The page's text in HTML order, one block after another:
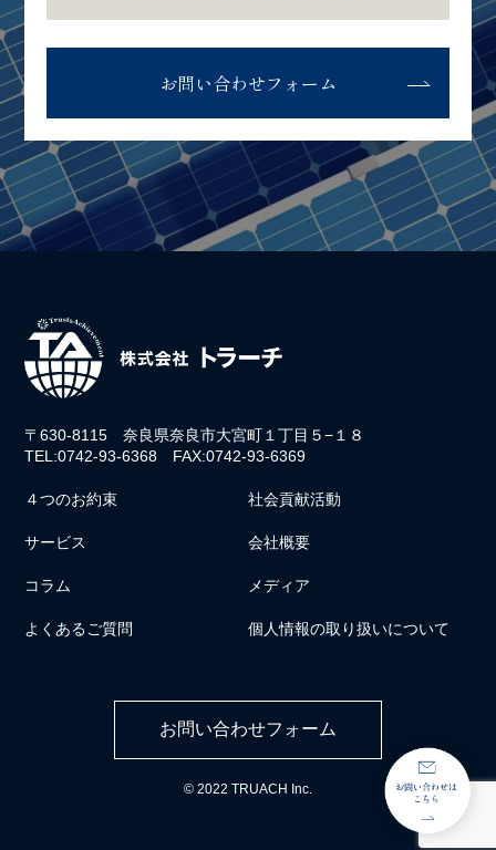
お問い合わせフォーム
〒630-8115 奈良県奈良市大宮町１丁目５−１８
TEL:0742-93-6368 FAX:0742-93-6369
４つのお約束 社会貢献活動
サービス 会社概要
コラム メディア
よくあるご質問 個人情報の取り扱いについて
お問い合わせフォーム
© 2022 TRUACH Inc.